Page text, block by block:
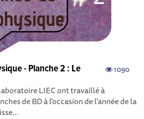
1090
- Planche 2 : Le
LIEC ont travaillé à
de BD à l'occasion de l'année de la